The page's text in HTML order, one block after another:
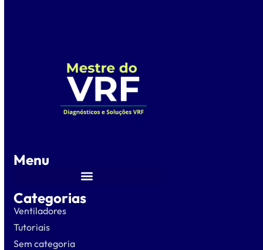
Menu
Categorias
Ventiladores
Tutoriais
Sem categoria